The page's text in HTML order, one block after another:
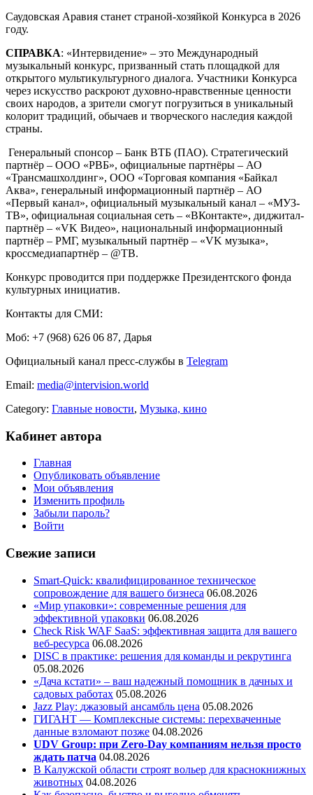
Саудовская Аравия станет страной-хозяйкой Конкурса в 2026
году.
СПРАВКА: «Интервидение» – это Международный
музыкальный конкурс, призванный стать площадкой для
открытого мультикультурного диалога. Участники Конкурса
через искусство раскроют духовно-нравственные ценности
своих народов, а зрители смогут погрузиться в уникальный
колорит традиций, обычаев и творческого наследия каждой
страны.
Генеральный спонсор – Банк ВТБ (ПАО). Стратегический
партнёр – ООО «РВБ», официальные партнёры – АО
«Трансмашхолдинг», ООО «Торговая компания «Байкал
Аква», генеральный информационный партнёр – АО
«Первый канал», официальный музыкальный канал – «МУЗ-
ТВ», официальная социальная сеть – «ВКонтакте», диджитал-
партнёр – «VK Видео», национальный информационный
партнёр – РМГ, музыкальный партнёр – «VK музыка»,
кроссмедиапартнёр – @ТВ.
Конкурс проводится при поддержке Президентского фонда
культурных инициатив.
Контакты для СМИ:
Моб: +7 (968) 626 06 87, Дарья
Официальный канал пресс-службы в Telegram
Email: media@intervision.world
Category: Главные новости, Музыка, кино
Кабинет автора
Главная
Опубликовать объявление
Мои объявления
Изменить профиль
Забыли пароль?
Войти
Свежие записи
Smart-Quick: квалифицированное техническое
сопровождение для вашего бизнеса 06.08.2026
«Мир упаковки»: современные решения для
эффективной упаковки 06.08.2026
Check Risk WAF SaaS: эффективная защита для вашего
веб-ресурса 06.08.2026
DISC в практике: решения для команды и рекрутинга
05.08.2026
«Дача кстати» – ваш надежный помощник в дачных и
садовых работах 05.08.2026
Jazz Play: джазовый ансамбль цена 05.08.2026
ГИГАНТ — Комплексные системы: перехваченные
данные взломают позже 04.08.2026
UDV Group: при Zero-Day компаниям нельзя просто
ждать патча 04.08.2026
В Калужской области строят вольер для краснокнижных
животных 04.08.2026